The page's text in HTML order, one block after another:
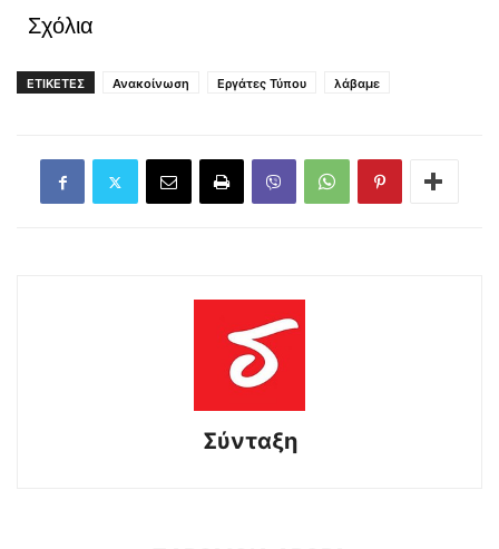
Σχόλια
ΕΤΙΚΕΤΕΣ Ανακοίνωση Εργάτες Τύπου λάβαμε
Σύνταξη